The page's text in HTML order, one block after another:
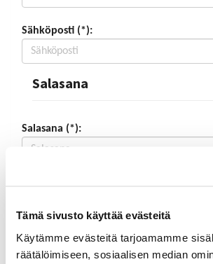
Tämä sivusto käyttää evästeitä
Käytämme evästeitä tarjoamamme
räätälöimiseen, sosiaalisen median
Sähköposti (*):
Salasana
Salasana (*):
Yhteystiedot